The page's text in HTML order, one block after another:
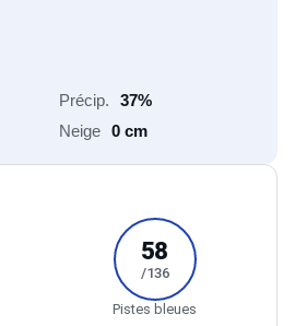
37%
0 cm
58
/136
Pistes bleues